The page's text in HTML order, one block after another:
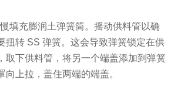
填充膨润土弹簧筒。摇动供料管以确
扭转 SS 弹簧。这会导致弹簧锁定在供
取下供料管，将另一个端盖添加到弹簧
向上拉，盖住两端的端盖。